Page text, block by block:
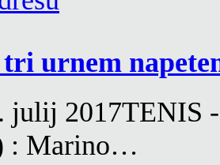
tri urnem
julij 2017TENIS
: Marino…